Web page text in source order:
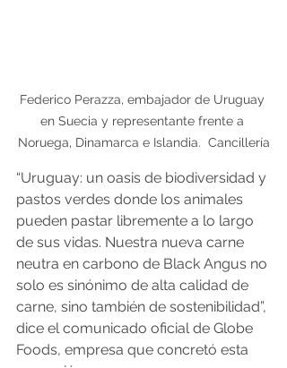
Federico Perazza, embajador de Uruguay
en Suecia y representante frente a
Noruega, Dinamarca e Islandia.  Cancillería
“Uruguay: un oasis de biodiversidad y
pastos verdes donde los animales
pueden pastar libremente a lo largo
de sus vidas. Nuestra nueva carne
neutra en carbono de Black Angus no
solo es sinónimo de alta calidad de
carne, sino también de sostenibilidad”,
dice el comunicado oficial de Globe
Foods, empresa que concretó esta